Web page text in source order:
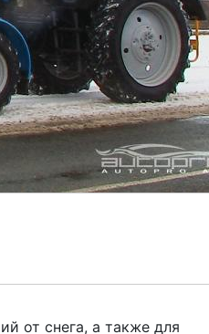
от снега, а также для